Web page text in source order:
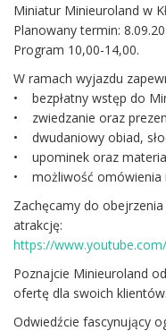
Miniatur Minieuroland w
Planowany termin:
Program 10,00-14,00.
W ramach wyjazdu
• bezpłatny wstęp do
• zwiedzanie oraz
• dwudaniowy obiad,
• upominek oraz
• możliwość omówienia
Zachęcamy do
atrakcję:
https://
Poznajcie Minieuroland
ofertę dla swoich klientów.
Odwiedźcie fascynujący